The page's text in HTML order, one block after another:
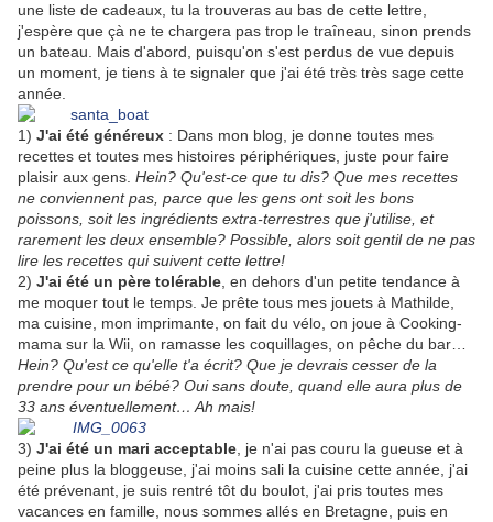
une liste de cadeaux, tu la trouveras au bas de cette lettre,
j'espère que çà ne te chargera pas trop le traîneau, sinon prends
un bateau. Mais d'abord, puisqu'on s'est perdus de vue depuis
un moment, je tiens à te signaler que j'ai été très très sage cette
année.
1) J'ai été généreux : Dans mon blog, je donne toutes mes
recettes et toutes mes histoires périphériques, juste pour faire
plaisir aux gens. Hein? Qu'est-ce que tu dis? Que mes recettes
ne conviennent pas, parce que les gens ont soit les bons
poissons, soit les ingrédients extra-terrestres que j'utilise, et
rarement les deux ensemble? Possible, alors soit gentil de ne pas
lire les recettes qui suivent cette lettre!
2) J'ai été un père tolérable , en dehors d'un petite tendance à
me moquer tout le temps. Je prête tous mes jouets à Mathilde,
ma cuisine, mon imprimante, on fait du vélo, on joue à Cooking-
mama sur la Wii, on ramasse les coquillages, on pêche du bar…
Hein? Qu'est ce qu'elle t'a écrit? Que je devrais cesser de la
prendre pour un bébé? Oui sans doute, quand elle aura plus de
33 ans éventuellement… Ah mais!
3) J'ai été un mari acceptable , je n'ai pas couru la gueuse et à
peine plus la bloggeuse, j'ai moins sali la cuisine cette année, j'ai
été prévenant, je suis rentré tôt du boulot, j'ai pris toutes mes
vacances en famille, nous sommes allés en Bretagne, puis en